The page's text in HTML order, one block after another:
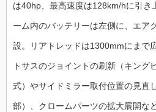
は40hp、最高速度は128km/hに引き
ーム内のバッテリーは左側に、エア
設。リアトレッドは1300mmにまで
トサスのジョイントの刷新（キン
式）やサイドミラー取付位置の見直
部）、クロームパーツの拡大展開な